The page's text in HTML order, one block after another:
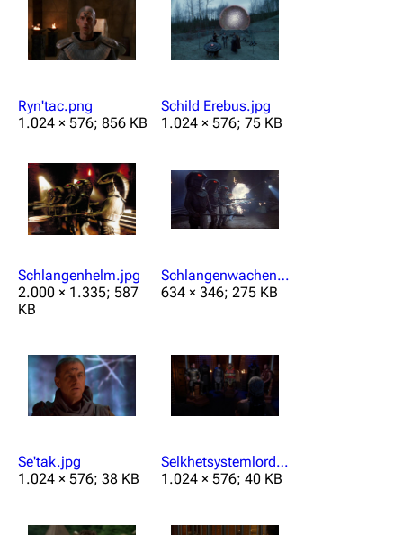
Ryn'tac.png
1.024 × 576; 856 KB
Schild Erebus.jpg
1.024 × 576; 75 KB
Schlangenhelm.jpg
2.000 × 1.335; 587
KB
Schlangenwachen.png
634 × 346; 275 KB
Se'tak.jpg
1.024 × 576; 38 KB
Selkhetsystemlords.jpg
1.024 × 576; 40 KB